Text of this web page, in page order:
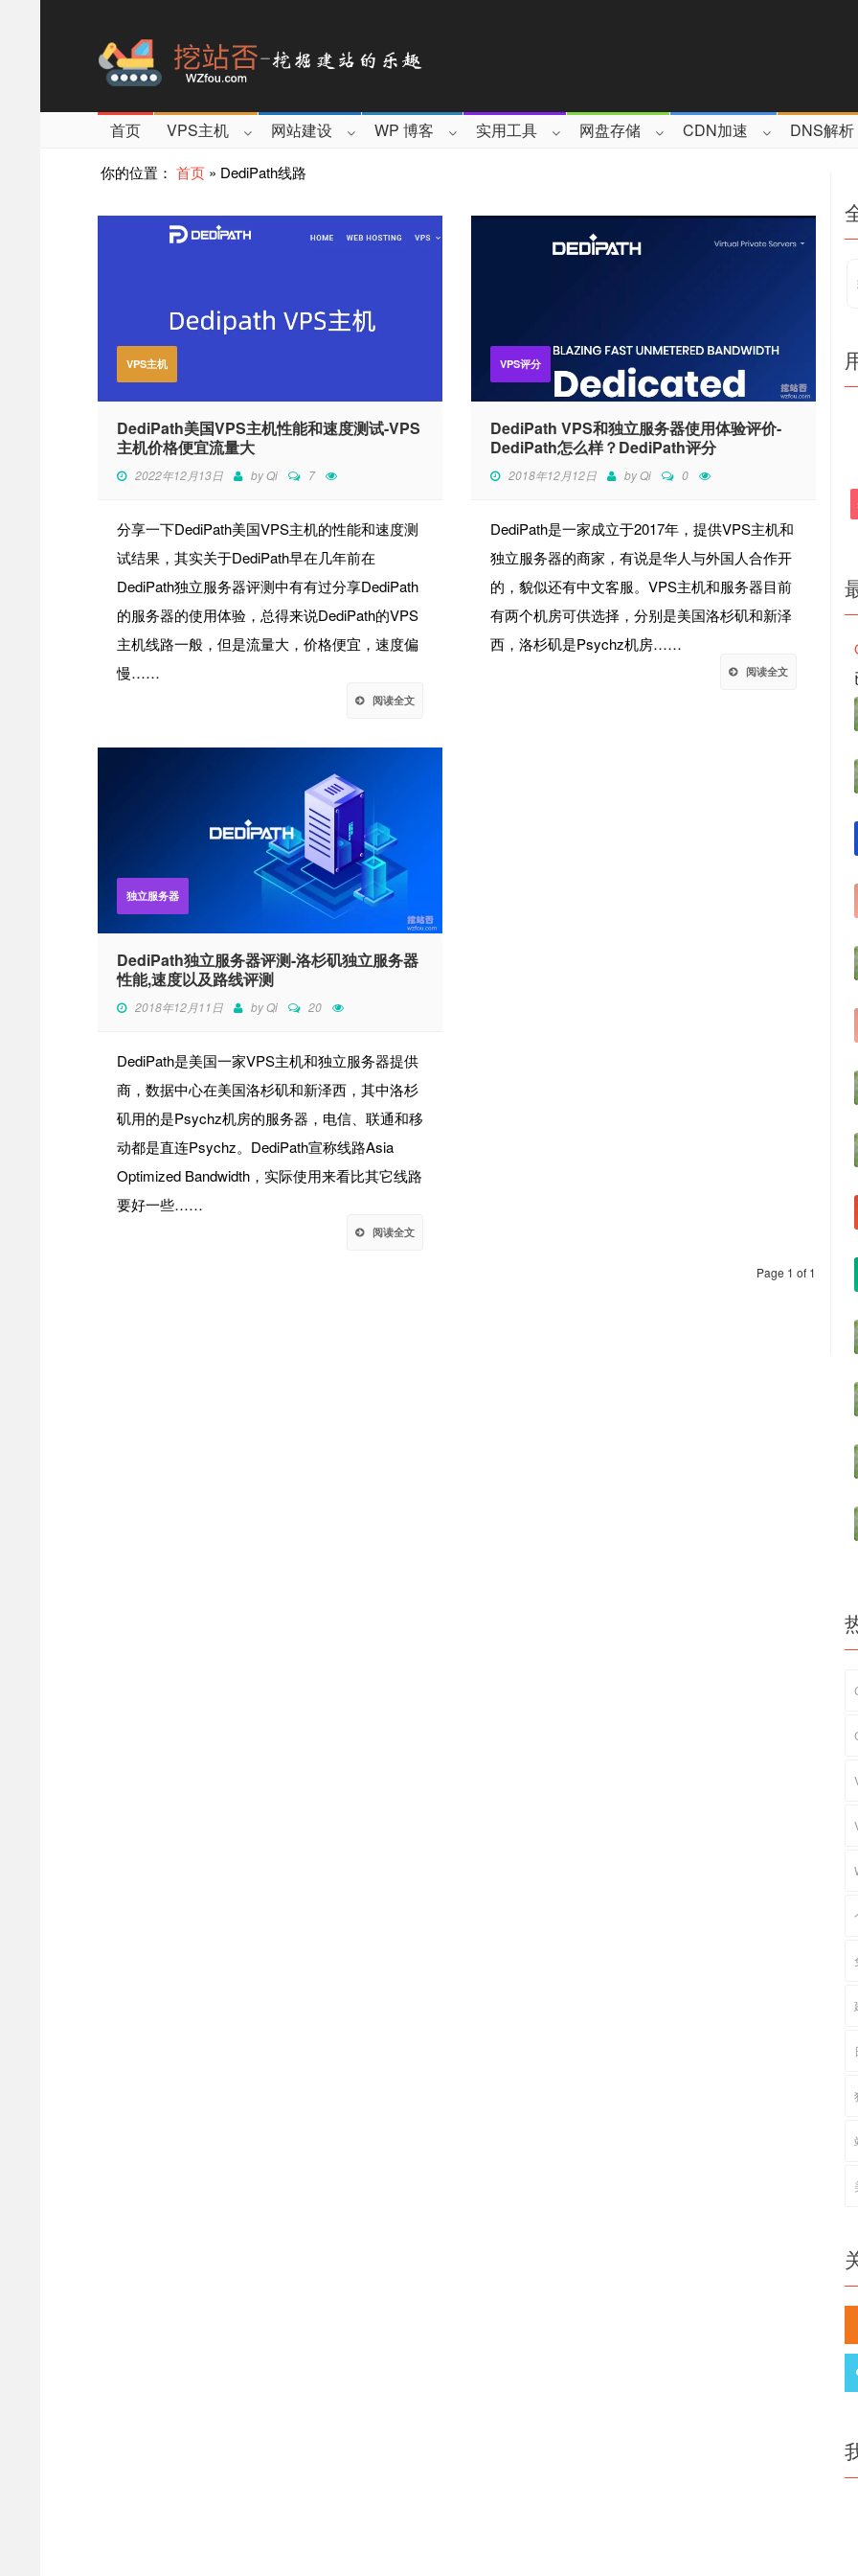
首页 VPS主机 网站建设 WP 博客 实用工具 网盘存储 CDN加速 DNS解析
你的位置： 首页 » DediPath线路
VPS主机
DediPath美国VPS主机性能和速度测试-VPS
主机价格便宜流量大
2022年12月13日 byQi 7
分享一下DediPath美国VPS主机的性能和速度测
试结果，其实关于DediPath早在几年前在
DediPath独立服务器评测中有有过分享DediPath
的服务器的使用体验，总得来说DediPath的VPS
主机线路一般，但是流量大，价格便宜，速度偏
慢……
阅读全文
VPS评分
DediPath VPS和独立服务器使用体验评价-
DediPath怎么样？DediPath评分
2018年12月12日 byQi 0
DediPath是一家成立于2017年，提供VPS主机和
独立服务器的商家，有说是华人与外国人合作开
的，貌似还有中文客服。VPS主机和服务器目前
有两个机房可供选择，分别是美国洛杉矶和新泽
西，洛杉矶是Psychz机房……
阅读全文
独立服务器
DediPath独立服务器评测-洛杉矶独立服务器
性能,速度以及路线评测
2018年12月11日 byQi 20
DediPath是美国一家VPS主机和独立服务器提供
商，数据中心在美国洛杉矶和新泽西，其中洛杉
矶用的是Psychz机房的服务器，电信、联通和移
动都是直连Psychz。DediPath宣称线路Asia
Optimized Bandwidth，实际使用来看比其它线路
要好一些……
阅读全文
Page 1 of 1